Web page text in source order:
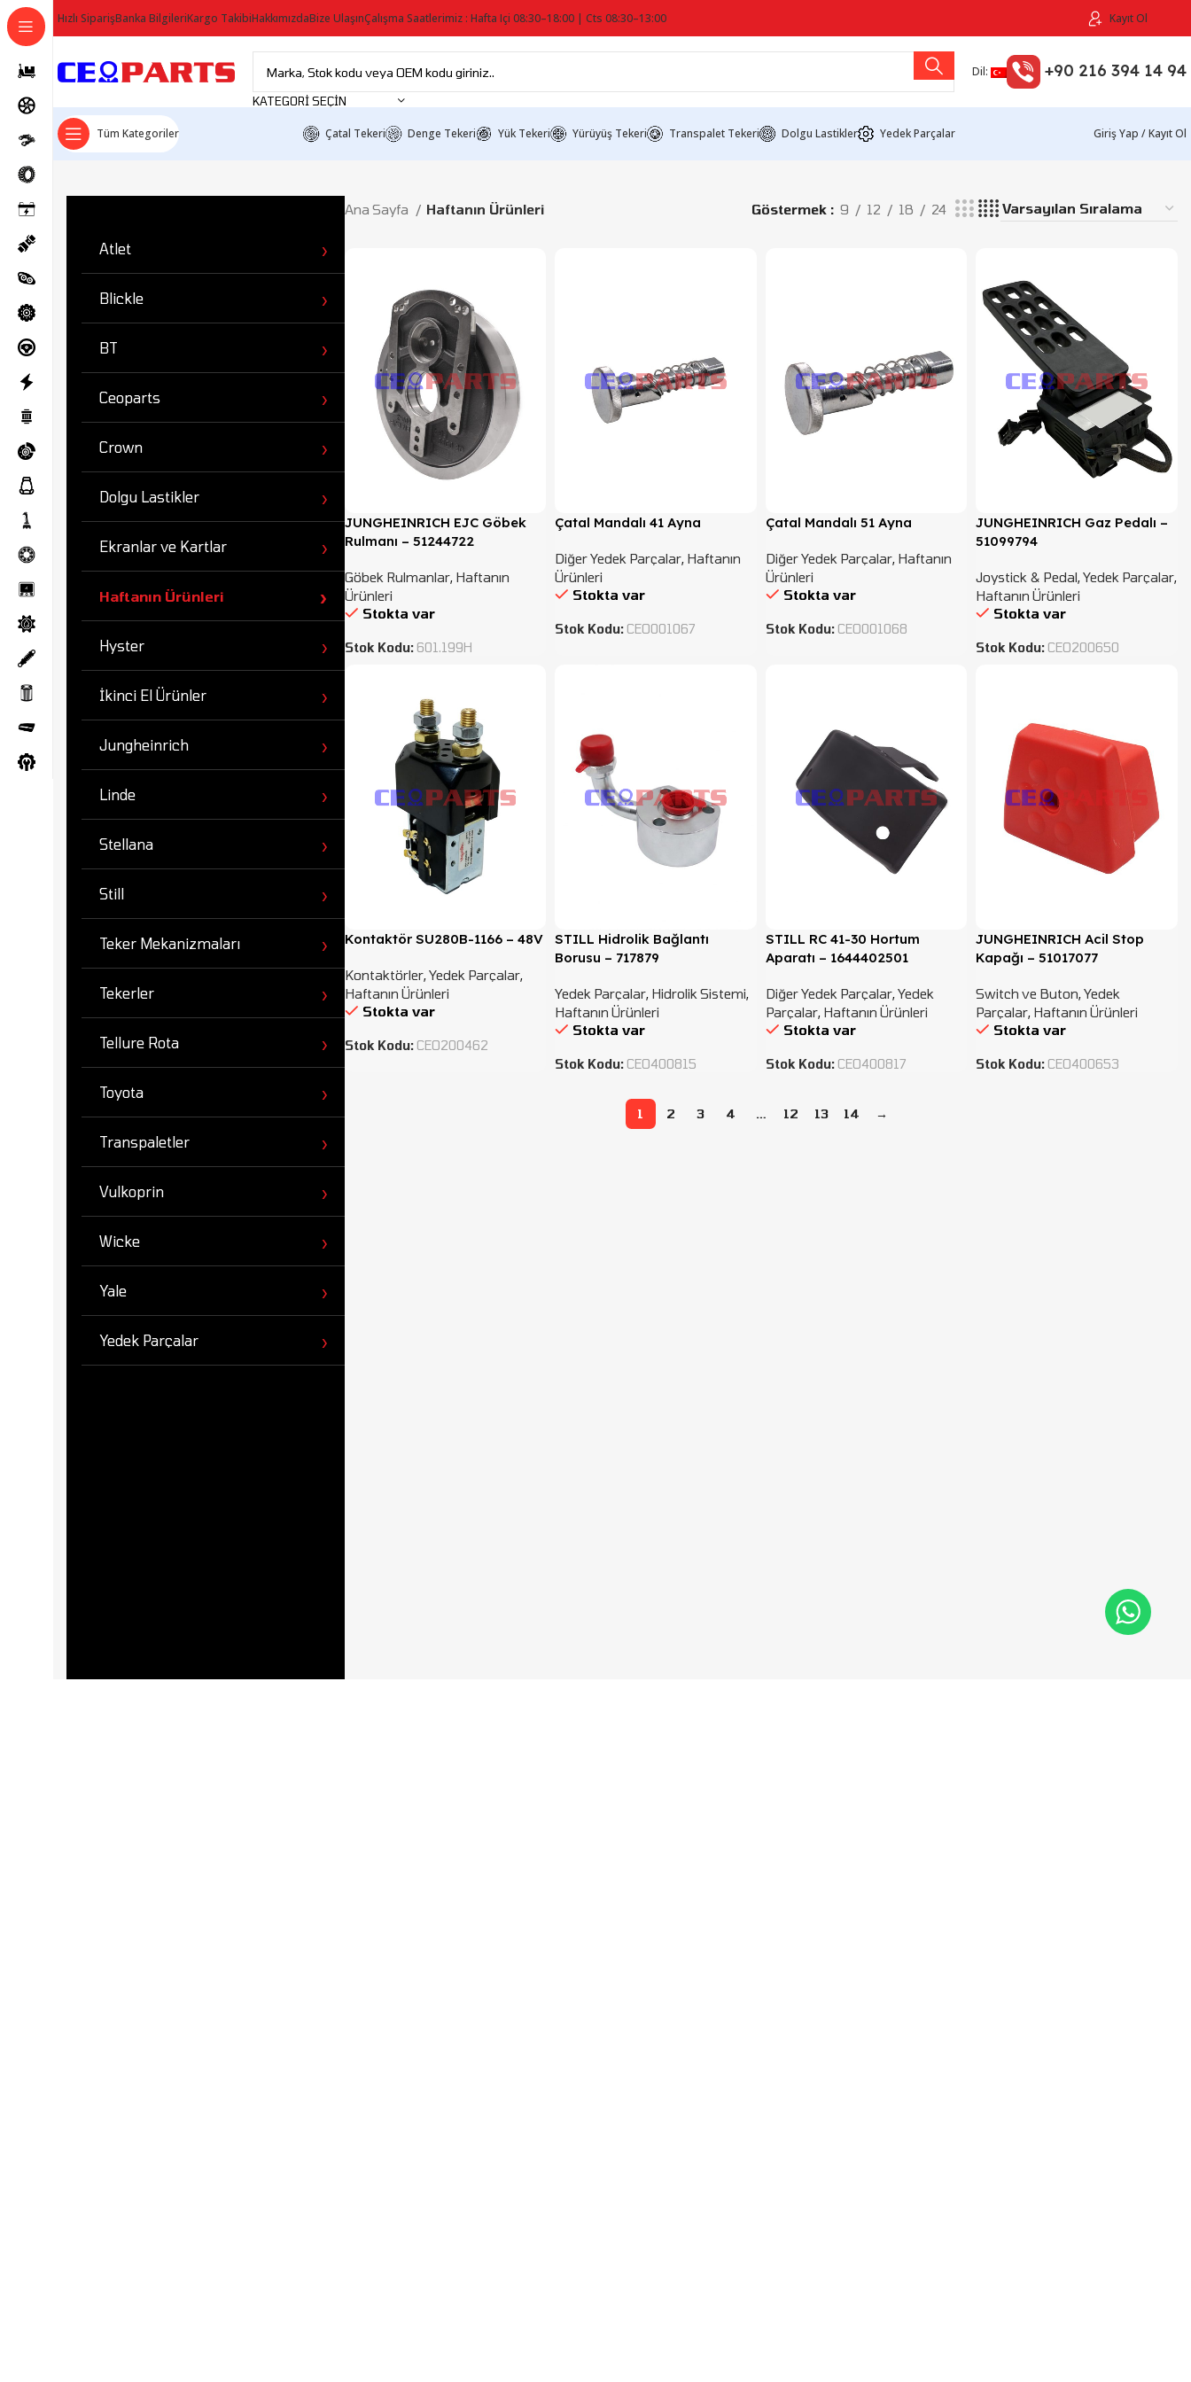
Hızlı SiparişBanka BilgileriKargo TakibiHakkımızdaBize UlaşınÇalışma Saatlerimiz : Hafta Içi 08:30–18:00 | Cts 08:30–13:00 Kayıt Ol
KATEGORI SEÇIN
Dil: +90 216 394 14 94
Tüm Kategoriler Çatal Tekeri Denge Tekeri Yük Tekeri Yürüyüş Tekeri Transpalet Tekeri Dolgu Lastikler Yedek Parçalar Giriş Yap / Kayıt Ol
Atlet
Blickle
BT
Ceoparts
Crown
Dolgu Lastikler
Ekranlar ve Kartlar
Haftanın Ürünleri
Hyster
İkinci El Ürünler
Jungheinrich
Linde
Stellana
Still
Teker Mekanizmaları
Tekerler
Tellure Rota
Toyota
Transpaletler
Vulkoprin
Wicke
Yale
Yedek Parçalar
Ana Sayfa Haftanın Ürünleri Göstermek 9 12 18 24
JUNGHEINRICH EJC Göbek
Rulmanı – 51244722
Göbek Rulmanlar, Haftanın
Ürünleri
Stokta var
Stok Kodu: 601.199H
Çatal Mandalı 41 Ayna
Diğer Yedek Parçalar, Haftanın
Ürünleri
Stokta var
Stok Kodu: CEO001067
Çatal Mandalı 51 Ayna
Diğer Yedek Parçalar, Haftanın
Ürünleri
Stokta var
Stok Kodu: CEO001068
JUNGHEINRICH Gaz Pedalı –
51099794
Joystick & Pedal,Yedek Parçalar,
Haftanın Ürünleri
Stokta var
Stok Kodu: CEO200650
Kontaktör SU280B-1166 – 48V
Kontaktörler,Yedek Parçalar,
Haftanın Ürünleri
Stokta var
Stok Kodu: CEO200462
STILL Hidrolik Bağlantı
Borusu – 717879
Yedek Parçalar, Hidrolik Sistemi,
Haftanın Ürünleri
Stokta var
Stok Kodu: CEO400815
STILL RC 41-30 Hortum
Aparatı – 1644402501
Diğer Yedek Parçalar,Yedek
Parçalar, Haftanın Ürünleri
Stokta var
Stok Kodu: CEO400817
JUNGHEINRICH Acil Stop
Kapağı – 51017077
Switch ve Buton,Yedek
Parçalar, Haftanın Ürünleri
Stokta var
Stok Kodu: CEO400653
1 2 3 4 … 12 13 14 →